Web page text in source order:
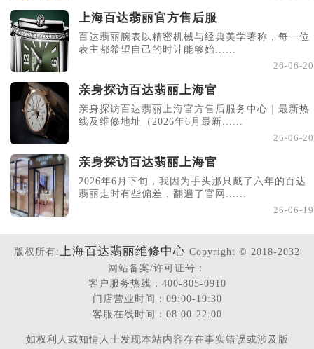
上海百达翡丽官方售后服
百达翡丽腕表以精密机械与经典美学著称，每一位
表主都希望自己的时计能够始......
26-06-20
亲身探访百达翡丽上海官
亲身探访百达翡丽上海官方售后服务中心｜最新热
线及维修地址（2026年6月最新......
26-06-20
亲身探访百达翡丽上海官
2026年6月下旬，我因为手头那只戴了六年的百达
翡丽走时有些偏差，翻遍了官网......
26-06-19
版权所有: 上海百达翡丽维修中心 Copyright © 2018-2032
网站备案/许可证号：
客户服务热线：400-805-0910
门店营业时间：09:00-19:30
客服在线时间：08:00-22:00
如权利人或知情人士发现本站内容存在事实错误或涉及版